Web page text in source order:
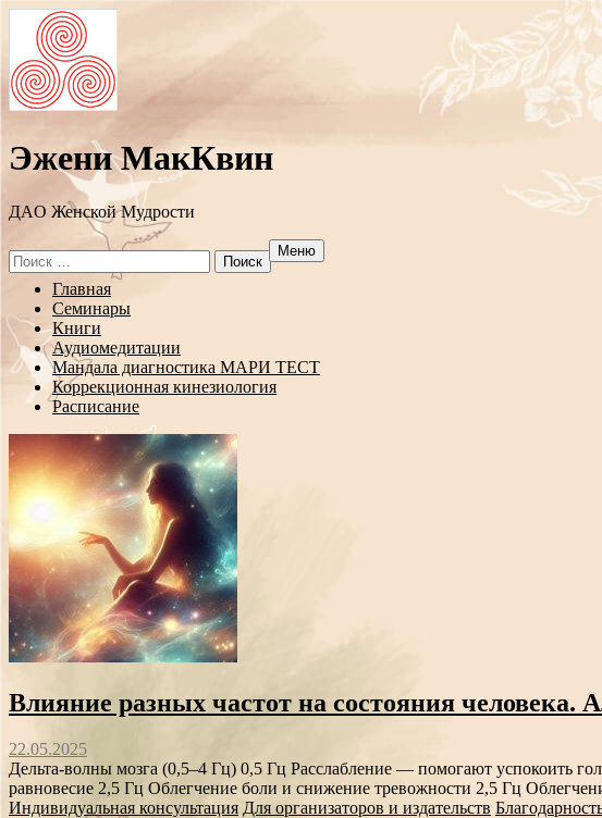
Эжени МакКвин
ДAO Женской Мудрости
Search
for:
Меню
Перейти
содержанию
Главная
Семинары
Книги
Аудиомедитации
Мандала диагностика МАРИ ТЕСТ
Коррекционная кинезиология
Расписание
Влияние разных частот на состояния человека.
22.05.2025
Дельта-волны мозга (0,5–4 Гц) 0,5 Гц Расслабление — помогают успокоить
равновесие 2,5 Гц Облегчение боли и снижение тревожности 2,5 Гц
Индивидуальная консультация Для организаторов и издательств